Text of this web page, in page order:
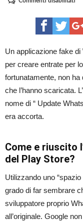
di
Un applicazione fake
per creare entrate per
fortunatamente, non ha
che l’hanno scaricata.
nome di “ Update
era accorta.
Come e riuscito
del Play Store?
Utilizzando uno
grado di far sembrare
sviluppatore proprio
all’originale. Google